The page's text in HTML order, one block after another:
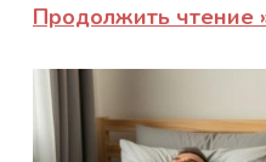
Продолжить чтение